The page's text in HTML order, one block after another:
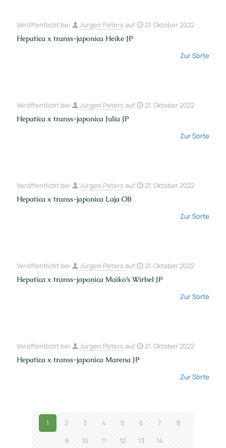
Veröffentlicht bei Jürgen Peters auf
21. Oktober 2022
Hepatica x transs-japonica Heike JP
Zur Sorte
Veröffentlicht bei Jürgen Peters auf
21. Oktober 2022
Hepatica x transs-japonica Julia JP
Zur Sorte
Veröffentlicht bei Jürgen Peters auf
21. Oktober 2022
Hepatica x transs-japonica Laja OB
Zur Sorte
Veröffentlicht bei Jürgen Peters auf
21. Oktober 2022
Hepatica x transs-japonica Maiko’s Wirbel JP
Zur Sorte
Veröffentlicht bei Jürgen Peters auf
21. Oktober 2022
Hepatica x transs-japonica Marena JP
Zur Sorte
1 2 3 4 5 6 7
8
9
10 11 12 13 14